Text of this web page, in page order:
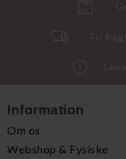
Fri
Information
Om os
Webshop & Fysiske